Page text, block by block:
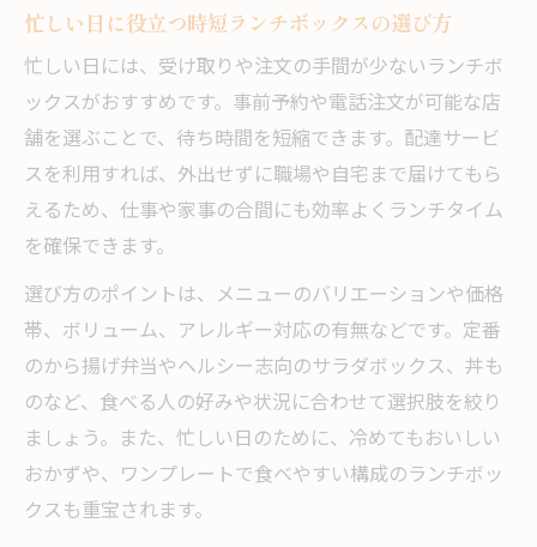
配達対応のランチボックスで快適な昼食
近見町で選ぶ配達可能なランチのポイント
自宅や職場で楽しむ配達ランチ活用術
配達サービス利用時のランチボックス比較
配達派におすすめのランチ選びの基準
家族や高齢者も安心の昼食調達ガイド
高齢者や家族向けランチボックスの選び方
誰でも安心できる昼食調達の実践ポイント
健康に配慮したランチボックス活用術
家族利用に最適なランチサービスの特徴
高齢者が喜ぶやさしいランチの提案
ランチタイムを快適に過ごす近見町の知恵
快適なランチタイムに役立つ近見町の工夫
忙しい日に役立つ時短ランチボックスの選び方
忙しい日には、受け取りや注文の手間が少ないランチボ
ックスがおすすめです。事前予約や電話注文が可能な店
舗を選ぶことで、待ち時間を短縮できます。配達サービ
スを利用すれば、外出せずに職場や自宅まで届けてもら
えるため、仕事や家事の合間にも効率よくランチタイム
を確保できます。
選び方のポイントは、メニューのバリエーションや価格
帯、ボリューム、アレルギー対応の有無などです。定番
のから揚げ弁当やヘルシー志向のサラダボックス、丼も
のなど、食べる人の好みや状況に合わせて選択肢を絞り
ましょう。また、忙しい日のために、冷めてもおいしい
おかずや、ワンプレートで食べやすい構成のランチボッ
クスも重宝されます。